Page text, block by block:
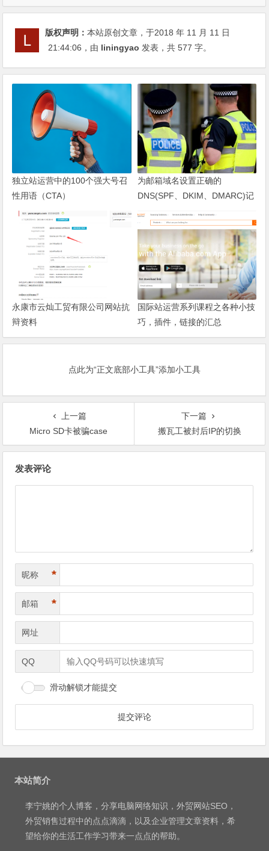
版权声明：本站原创文章，于2018 年 11 月 11 日
21:44:06 ，由 liningyao 发表，共 577 字。
独立站运营中的100个强大号召
性用语（CTA）
为邮箱域名设置正确的
DNS(SPF、DKIM、DMARC)记
永康市云灿工贸有限公司网站抗
辩资料
国际站运营系列课程之各种小技
巧，插件，链接的汇总
点此为“正文底部小工具”添加小工具
上一篇
Micro SD卡被骗case
下一篇
搬瓦工被封后IP的切换
发表评论
昵称 *
邮箱 *
网址
QQ
滑动解锁才能提交
本站简介
李宁姚的个人博客，分享电脑网络知识，外贸网站SEO，
外贸销售过程中的点点滴滴，以及企业管理文章资料，希
望给你的生活工作学习带来一点点的帮助。